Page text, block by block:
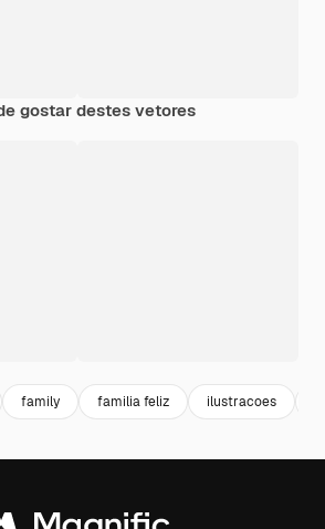
gostar destes vetores
family familia feliz ilustracoes